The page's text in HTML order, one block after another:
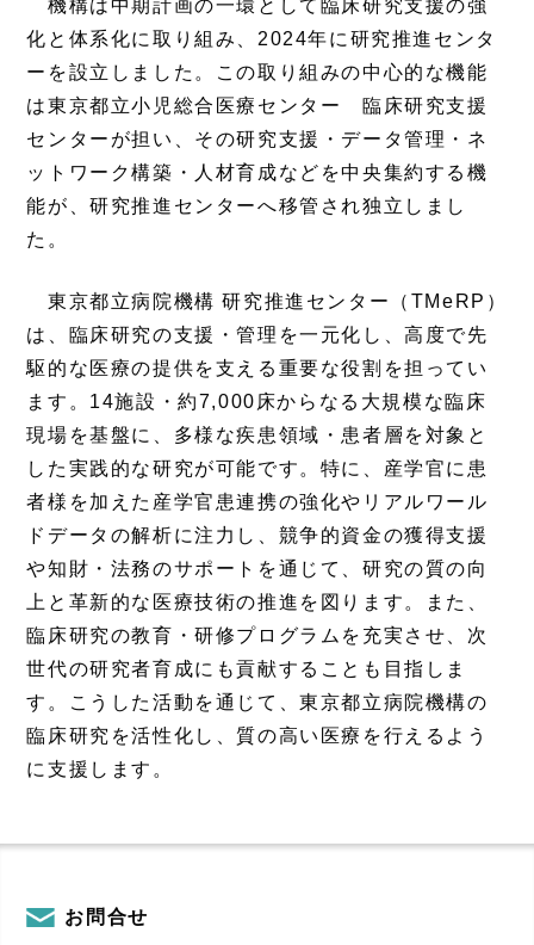
機構は中期計画の一環として臨床研究支援の強
化と体系化に取り組み、2024年に研究推進センタ
ーを設立しました。この取り組みの中心的な機能
は東京都立小児総合医療センター 臨床研究支援
センターが担い、その研究支援・データ管理・ネ
ットワーク構築・人材育成などを中央集約する機
能が、研究推進センターへ移管され独立しまし
た。
東京都立病院機構 研究推進センター（TMeRP）
は、臨床研究の支援・管理を一元化し、高度で先
駆的な医療の提供を支える重要な役割を担ってい
ます。14施設・約7,000床からなる大規模な臨床
現場を基盤に、多様な疾患領域・患者層を対象と
した実践的な研究が可能です。特に、産学官に患
者様を加えた産学官患連携の強化やリアルワール
ドデータの解析に注力し、競争的資金の獲得支援
や知財・法務のサポートを通じて、研究の質の向
上と革新的な医療技術の推進を図ります。また、
臨床研究の教育・研修プログラムを充実させ、次
世代の研究者育成にも貢献することも目指しま
す。こうした活動を通じて、東京都立病院機構の
臨床研究を活性化し、質の高い医療を行えるよう
に支援します。
お問合せ